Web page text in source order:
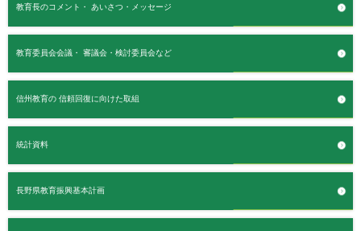
教育長のコメント・ あいさつ・メッセージ
教育委員会会議・ 審議会・検討委員会など
信州教育の 信頼回復に向けた取組
統計資料
長野県教育振興基本計画